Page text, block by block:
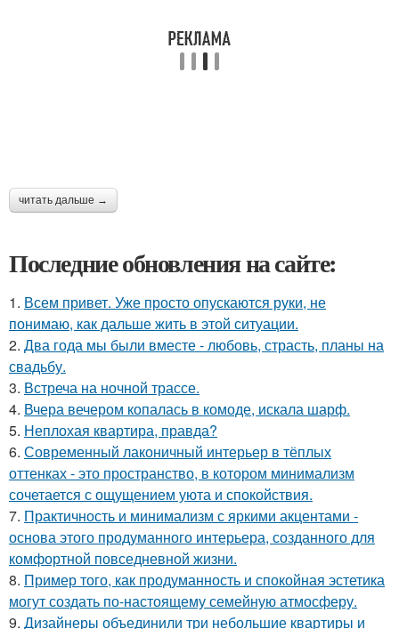
читать дальше →
Последние обновления на сайте:
1. Всем привет. Уже просто опускаются руки, не
понимаю, как дальше жить в этой ситуации.
2. Два года мы были вместе - любовь, страсть, планы на
свадьбу.
3. Встреча на ночной трассе.
4. Вчера вечером копалась в комоде, искала шарф.
5. Неплохая квартира, правда?
6. Современный лаконичный интерьер в тёплых
оттенках - это пространство, в котором минимализм
сочетается с ощущением уюта и спокойствия.
7. Практичность и минимализм с яркими акцентами -
основа этого продуманного интерьера, созданного для
комфортной повседневной жизни.
8. Пример того, как продуманность и спокойная эстетика
могут создать по-настоящему семейную атмосферу.
9. Дизайнеры объединили три небольшие квартиры и